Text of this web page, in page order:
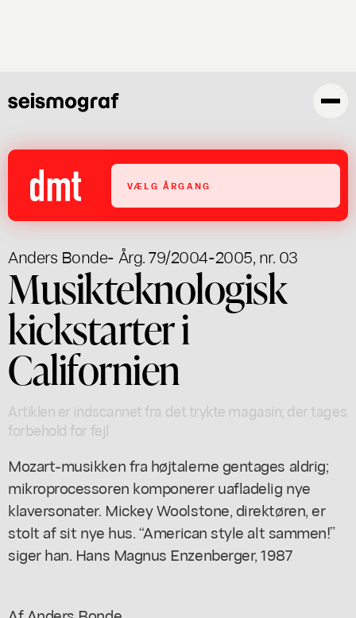
VÆLG ÅRGANG
Anders Bonde- Årg. 79/2004-2005, nr. 03
Musikteknologisk
kickstarter i
Californien
Artiklen er indscannet fra det trykte magasin; der tages
forbehold for fejl
Mozart-musikken fra højtalerne gentages aldrig;
mikroprocessoren komponerer uafladelig nye
klaversonater. Mickey Woolstone, direktøren, er
stolt af sit nye hus. “American style alt sammen!”
siger han. Hans Magnus Enzenberger, 1987